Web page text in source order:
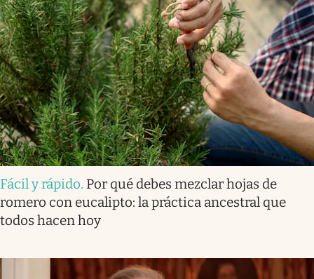
Fácil y rápido. Por qué debes mezclar hojas de
romero con eucalipto: la práctica ancestral que
todos hacen hoy